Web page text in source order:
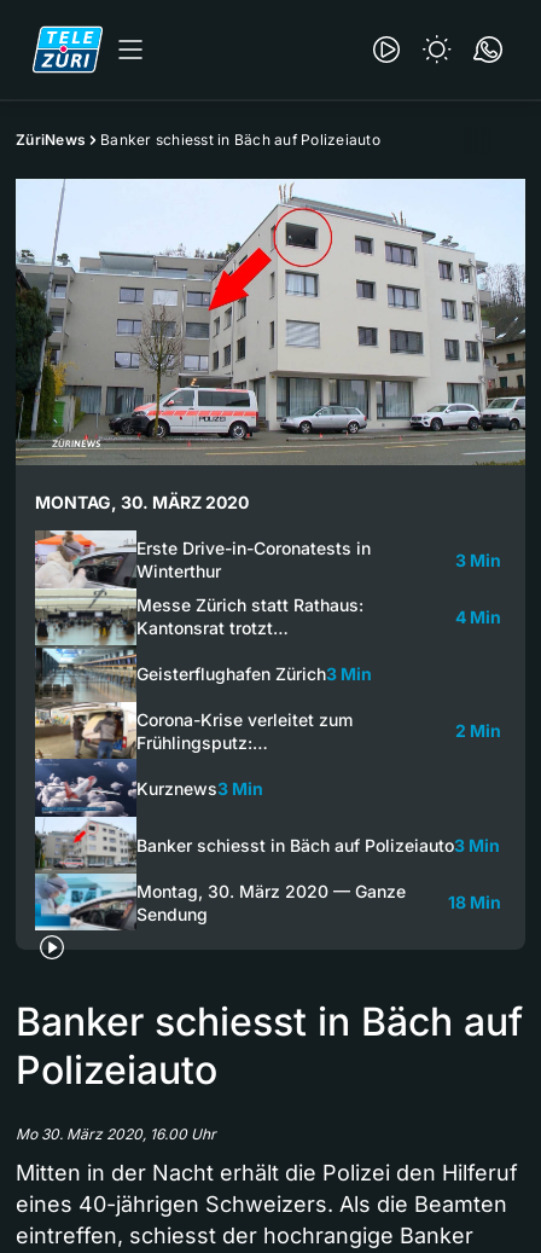
ZüriNews Banker schiesst in Bäch auf Polizeiauto
MONTAG, 30. MÄRZ 2020
Erste Drive-in-Coronatests in
Winterthur
3 Min
Messe Zürich statt Rathaus:
Kantonsrat trotzt…
4 Min
Geisterflughafen Zürich3 Min
Corona-Krise verleitet zum
Frühlingsputz:…
2 Min
Kurznews3 Min
Banker schiesst in Bäch auf Polizeiauto3 Min
Montag, 30. März 2020 — Ganze
Sendung
18 Min
Banker schiesst in Bäch auf
Polizeiauto
Mo 30. März 2020, 16.00 Uhr
Mitten in der Nacht erhält die Polizei den Hilferuf
eines 40-jährigen Schweizers. Als die Beamten
eintreffen, schiesst der hochrangige Banker